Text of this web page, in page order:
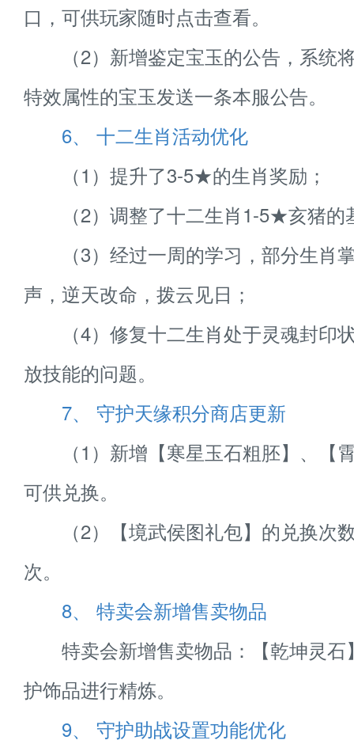
口，可供玩家随时点击查看。
（2）新增鉴定宝玉的公告，系统
特效属性的宝玉发送一条本服公告。
6、 十二生肖活动优化
（1）提升了3-5★的生肖奖励；
（2）调整了十二生肖1-5★亥猪的
（3）经过一周的学习，部分生肖
声，逆天改命，拨云见日；
（4）修复十二生肖处于灵魂封印
放技能的问题。
7、 守护天缘积分商店更新
（1）新增【寒星玉石粗胚】、【
可供兑换。
（2）【境武侯图礼包】的兑换次
次。
8、 特卖会新增售卖物品
特卖会新增售卖物品：【乾坤灵石
护饰品进行精炼。
9、 守护助战设置功能优化